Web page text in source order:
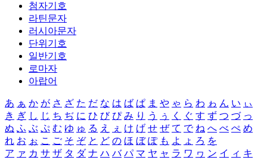
첨자기호
라틴문자
러시아문자
단위기호
일반기호
로마자
아랍어
あ ぁ か が さ ざ た だ な は ば ぱ ま や ゃ ら わ ゎ ん い ぃ
き ぎ し じ ち ぢ に ひ び ぴ み り う ぅ く ぐ す ず つ づ っ
ぬ ふ ぶ ぷ む ゆ ゅ る え ぇ け げ せ ぜ て で ね へ べ ぺ め
れ お ぉ こ ご そ ぞ と ど の ほ ぼ ぽ も よ ょ ろ を
ア ァ カ サ ザ タ ダ ナ ハ バ パ マ ヤ ャ ラ ワ ヮ ン イ ィ キ